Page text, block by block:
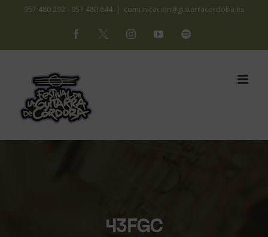
contenido
957 480 292 - 957 480 644 | comunicacion@guitarracordoba.es
Facebook
X InstagramYouTubeSpotify
43FGC